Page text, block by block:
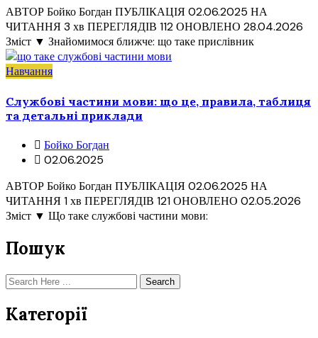
АВТОР Бойко Богдан ПУБЛІКАЦІЯ 02.06.2025 НА
ЧИТАННЯ 3 хв ПЕРЕГЛЯДІВ 112 ОНОВЛЕНО 28.04.2026
Зміст ▼ Знайомимося ближче: що таке прислівник
Навчання
Службові частини мови: що це, правила, таблиця
та детальні приклади
Бойко Богдан
02.06.2025
АВТОР Бойко Богдан ПУБЛІКАЦІЯ 02.06.2025 НА
ЧИТАННЯ 1 хв ПЕРЕГЛЯДІВ 121 ОНОВЛЕНО 02.05.2026
Зміст ▼ Що таке службові частини мови:
Пошук
Search
Категорії